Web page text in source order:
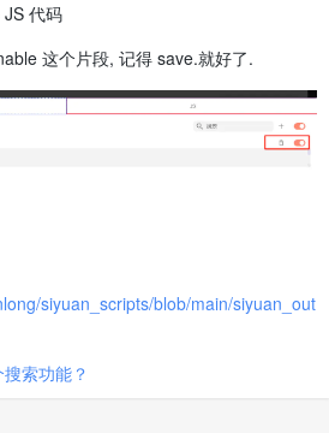
代码
这个片段, 记得 save.就好了.
siyuan_scripts/blob/main/siyuan_out
索功能？